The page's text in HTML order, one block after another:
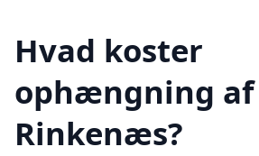
Hvad koster
ophængning
Rinkenæs?